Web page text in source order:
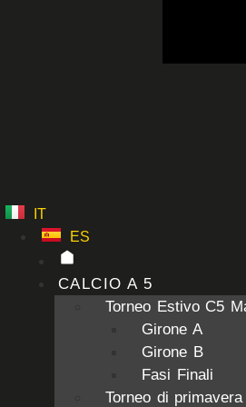
IT
ES
CALCIO A 5
Torneo Estivo C5
Girone A
Girone B
Fasi Finali
Torneo di